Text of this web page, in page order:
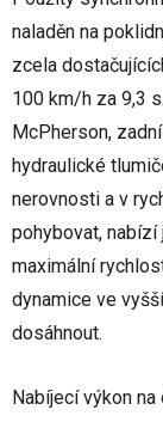
naladěn na
zcela
100 km/h za 9,3
McPherson,
hydraulické
nerovnosti a v
pohybovat,
maximální
dynamice ve
dosáhnout.
Nabíjecí výkon